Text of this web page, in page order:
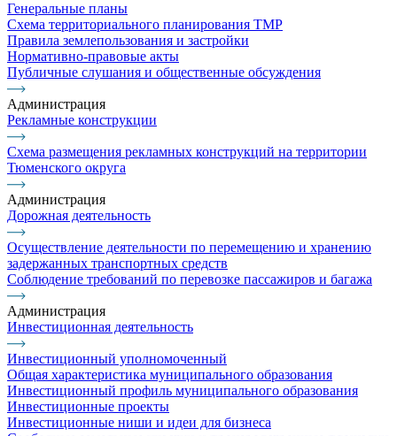
Генеральные планы
Схема территориального планирования ТМР
Правила землепользования и застройки
Нормативно-правовые акты
Публичные слушания и общественные обсуждения
Администрация
Рекламные конструкции
Схема размещения рекламных конструкций на территории
Тюменского округа
Администрация
Дорожная деятельность
Осуществление деятельности по перемещению и хранению
задержанных транспортных средств
Соблюдение требований по перевозке пассажиров и багажа
Администрация
Инвестиционная деятельность
Инвестиционный уполномоченный
Общая характеристика муниципального образования
Инвестиционный профиль муниципального образования
Инвестиционные проекты
Инвестиционные ниши и идеи для бизнеса